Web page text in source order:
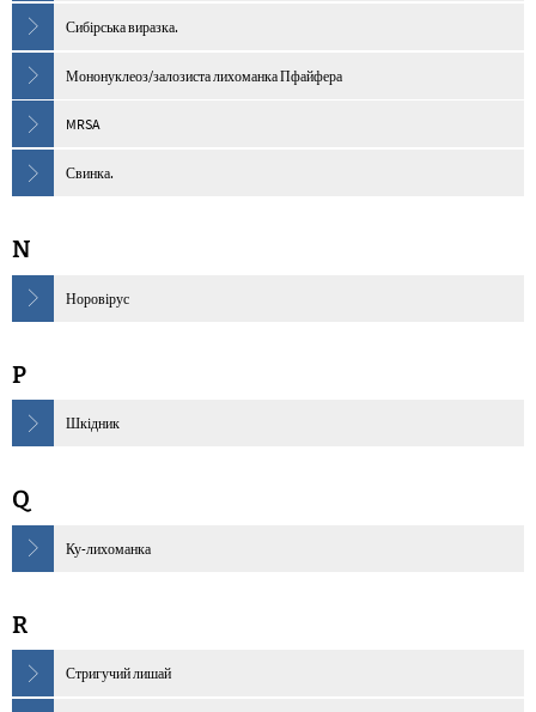
Сибірська виразка.
Мононуклеоз/залозиста лихоманка Пфайфера
MRSA
Свинка.
N
Норовірус
P
Шкідник
Q
Ку-лихоманка
R
Стригучий лишай